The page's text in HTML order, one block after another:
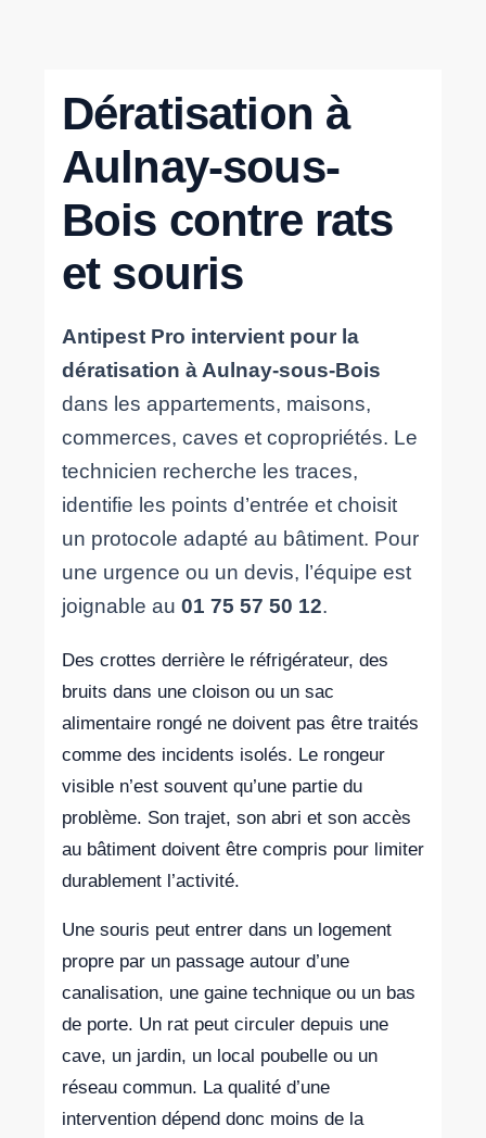
Dératisation à
Aulnay-sous-
Bois contre rats
et souris
Antipest Pro intervient pour la
dératisation à Aulnay-sous-Bois
dans les appartements, maisons,
commerces, caves et copropriétés. Le
technicien recherche les traces,
identifie les points d’entrée et choisit
un protocole adapté au bâtiment. Pour
une urgence ou un devis, l’équipe est
joignable au 01 75 57 50 12.
Des crottes derrière le réfrigérateur, des
bruits dans une cloison ou un sac
alimentaire rongé ne doivent pas être traités
comme des incidents isolés. Le rongeur
visible n’est souvent qu’une partie du
problème. Son trajet, son abri et son accès
au bâtiment doivent être compris pour limiter
durablement l’activité.
Une souris peut entrer dans un logement
propre par un passage autour d’une
canalisation, une gaine technique ou un bas
de porte. Un rat peut circuler depuis une
cave, un jardin, un local poubelle ou un
réseau commun. La qualité d’une
intervention dépend donc moins de la